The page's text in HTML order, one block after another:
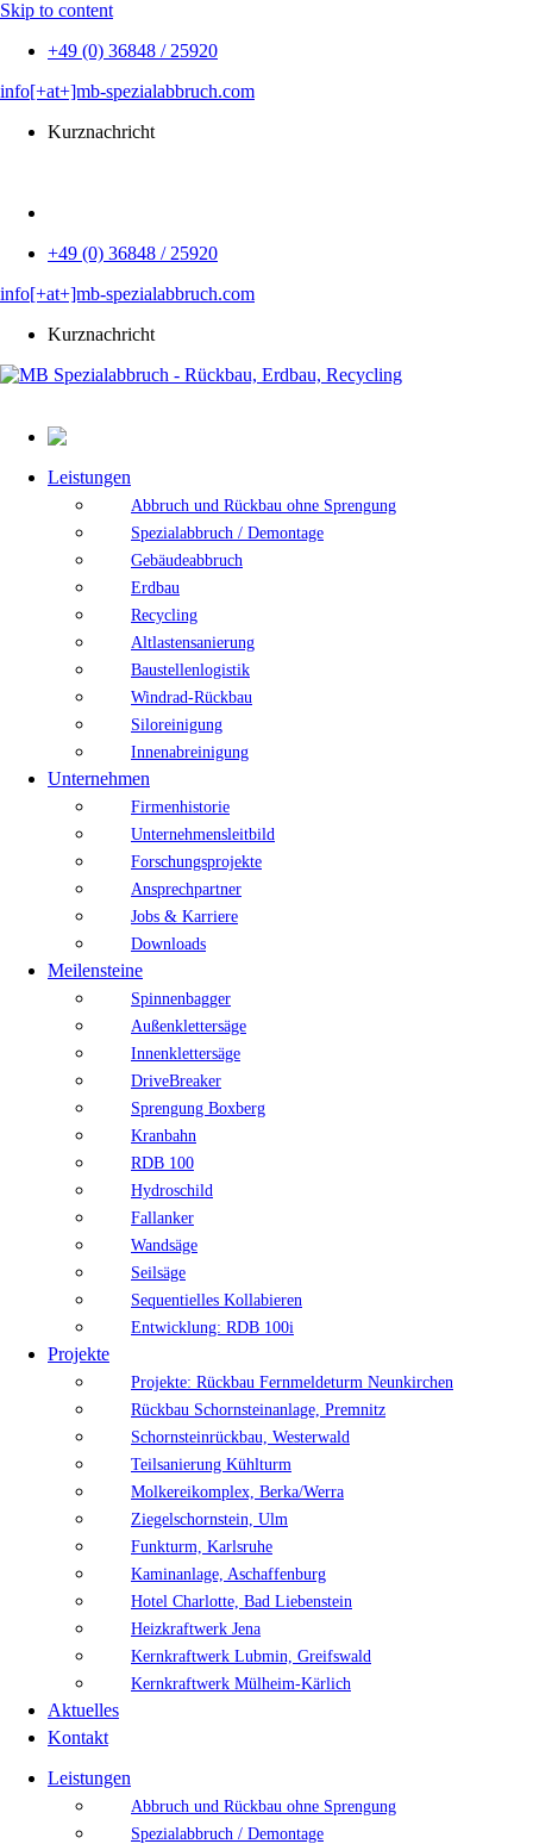
Skip to content
+49 (0) 36848 / 25920
info[+at+]mb-spezialabbruch.com
Kurznachricht
+49 (0) 36848 / 25920
info[+at+]mb-spezialabbruch.com
Kurznachricht
Leistungen
Abbruch und Rückbau ohne Sprengung
Spezialabbruch / Demontage
Gebäudeabbruch
Erdbau
Recycling
Altlastensanierung
Baustellenlogistik
Windrad-Rückbau
Siloreinigung
Innenabreinigung
Unternehmen
Firmenhistorie
Unternehmensleitbild
Forschungsprojekte
Ansprechpartner
Jobs & Karriere
Downloads
Meilensteine
Spinnenbagger
Außenklettersäge
Innenklettersäge
DriveBreaker
Sprengung Boxberg
Kranbahn
RDB 100
Hydroschild
Fallanker
Wandsäge
Seilsäge
Sequentielles Kollabieren
Entwicklung: RDB 100i
Projekte
Projekte: Rückbau Fernmeldeturm Neunkirchen
Rückbau Schornsteinanlage, Premnitz
Schornsteinrückbau, Westerwald
Teilsanierung Kühlturm
Molkereikomplex, Berka/Werra
Ziegelschornstein, Ulm
Funkturm, Karlsruhe
Kaminanlage, Aschaffenburg
Hotel Charlotte, Bad Liebenstein
Heizkraftwerk Jena
Kernkraftwerk Lubmin, Greifswald
Kernkraftwerk Mülheim-Kärlich
Aktuelles
Kontakt
Leistungen
Abbruch und Rückbau ohne Sprengung
Spezialabbruch / Demontage